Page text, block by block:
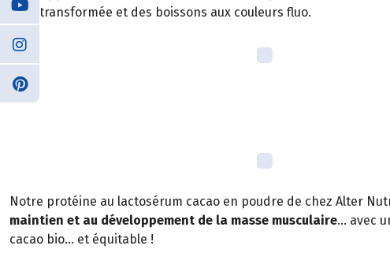
ultra transformée et des boissons aux couleurs fluo.
Notre protéine au lactosérum cacao en poudre de chez Alter
maintien et au développement de la masse musculaire… avec
cacao bio… et équitable !